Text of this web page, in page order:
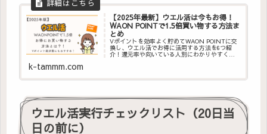
【2025年最新】ウエル活は今もお得！
WAON POINTで1.5倍買い物する方法ま
とめ
Vポイントを効率よく貯めてWAON POINTに交
換し、ウエル活でお得に活用する方法を6つ紹
介！還元率や向いている人別にわかりやすく比
k-tammm.com
ウエル活実行チェックリスト（20日当
日の前に）